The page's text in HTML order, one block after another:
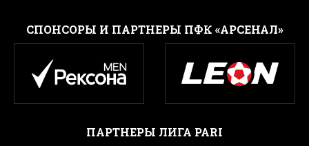
CПОНСОРЫ И ПАРТНЕРЫ ПФК «АРСЕНАЛ»
ПАРТНЕРЫ ЛИГА PARI